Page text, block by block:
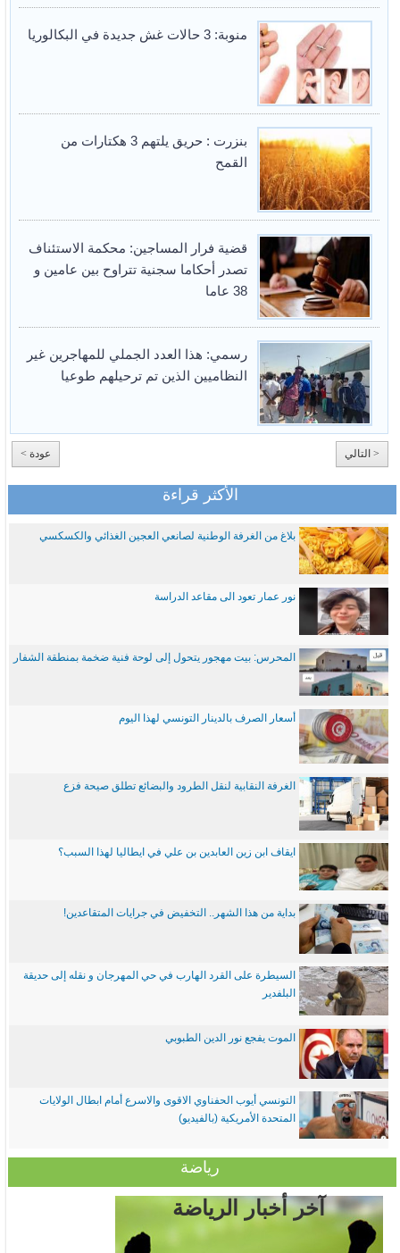
منوبة: 3 حالات غش جديدة في البكالوريا
بنزرت : حريق يلتهم 3 هكتارات من
القمح
قضية فرار المساجين: محكمة الاستئناف
تصدر أحكاما سجنية تتراوح بين عامين و
38 عاما
رسمي: هذا العدد الجملي للمهاجرين غير
النظاميين الذين تم ترحيلهم طوعيا
عودة > < التالي
الأكثر قراءة
بلاغ من الغرفة الوطنية لصانعي العجين الغذائي والكسكسي
نور عمار تعود الى مقاعد الدراسة
المحرس: بيت مهجور يتحول إلى لوحة فنية ضخمة بمنطقة الشفار
أسعار الصرف بالدينار التونسي لهذا اليوم
الغرفة النقابية لنقل الطرود والبضائع تطلق صيحة فزع
ايقاف ابن زين العابدين بن علي في ايطاليا لهذا السبب؟
بداية من هذا الشهر.. التخفيض في جرايات المتقاعدين!
السيطرة على القرد الهارب في حي المهرجان و نقله إلى حديقة
البلفدير
الموت يفجع نور الدين الطبوبي
التونسي أيوب الحفناوي الاقوى والاسرع أمام ابطال الولايات
المتحدة الأمريكية (بالفيديو)
رياضة
آخر أخبار الرياضة